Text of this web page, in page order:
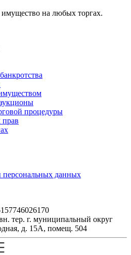
на любых торгах.
процедуры
персональных данных
тер. г. муниципальный округ
д. 15А, помещ. 504